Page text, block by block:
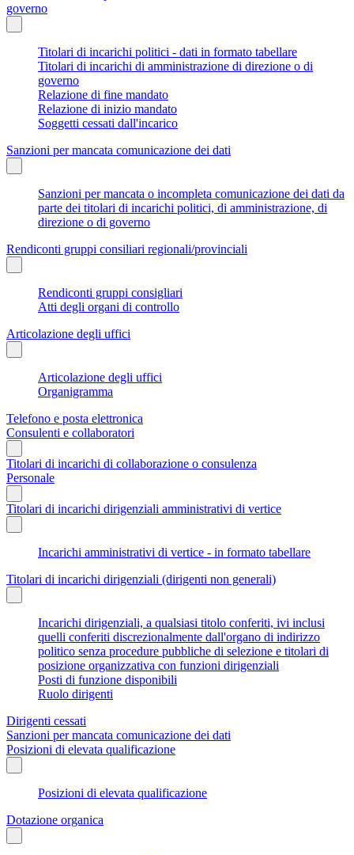
governo
Titolari di incarichi politici - dati in formato tabellare
Titolari di incarichi di amministrazione di direzione o di
governo
Relazione di fine mandato
Relazione di inizio mandato
Soggetti cessati dall'incarico
Sanzioni per mancata comunicazione dei dati
Sanzioni per mancata o incompleta comunicazione dei dati da
parte dei titolari di incarichi politici, di amministrazione, di
direzione o di governo
Rendiconti gruppi consiliari regionali/provinciali
Rendiconti gruppi consigliari
Atti degli organi di controllo
Articolazione degli uffici
Articolazione degli uffici
Organigramma
Telefono e posta elettronica
Consulenti e collaboratori
Titolari di incarichi di collaborazione o consulenza
Personale
Titolari di incarichi dirigenziali amministrativi di vertice
Incarichi amministrativi di vertice - in formato tabellare
Titolari di incarichi dirigenziali (dirigenti non generali)
Incarichi dirigenziali, a qualsiasi titolo conferiti, ivi inclusi
quelli conferiti discrezionalmente dall'organo di indirizzo
politico senza procedure pubbliche di selezione e titolari di
posizione organizzativa con funzioni dirigenziali
Posti di funzione disponibili
Ruolo dirigenti
Dirigenti cessati
Sanzioni per mancata comunicazione dei dati
Posizioni di elevata qualificazione
Posizioni di elevata qualificazione
Dotazione organica